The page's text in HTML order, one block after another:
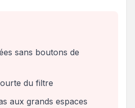
sans boutons de
du filtre
aux grands espaces